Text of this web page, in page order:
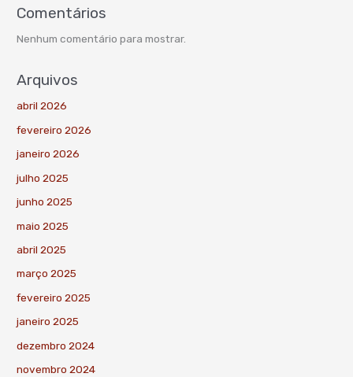
Comentários
Nenhum comentário para mostrar.
Arquivos
abril 2026
fevereiro 2026
janeiro 2026
julho 2025
junho 2025
maio 2025
abril 2025
março 2025
fevereiro 2025
janeiro 2025
dezembro 2024
novembro 2024